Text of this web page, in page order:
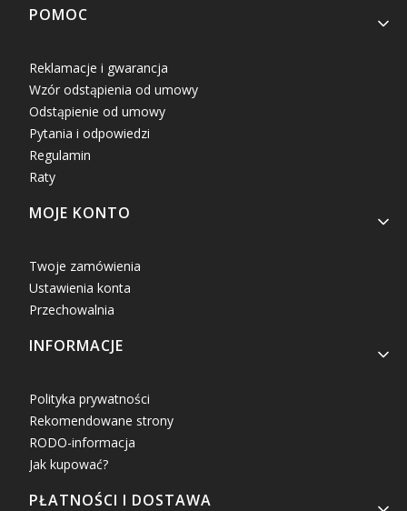
Linki w stopce
POMOC
Reklamacje i gwarancja
Wzór odstąpienia od umowy
Odstąpienie od umowy
Pytania i odpowiedzi
Regulamin
Raty
MOJE KONTO
Twoje zamówienia
Ustawienia konta
Przechowalnia
INFORMACJE
Polityka prywatności
Rekomendowane strony
RODO-informacja
Jak kupować?
PŁATNOŚCI I DOSTAWA